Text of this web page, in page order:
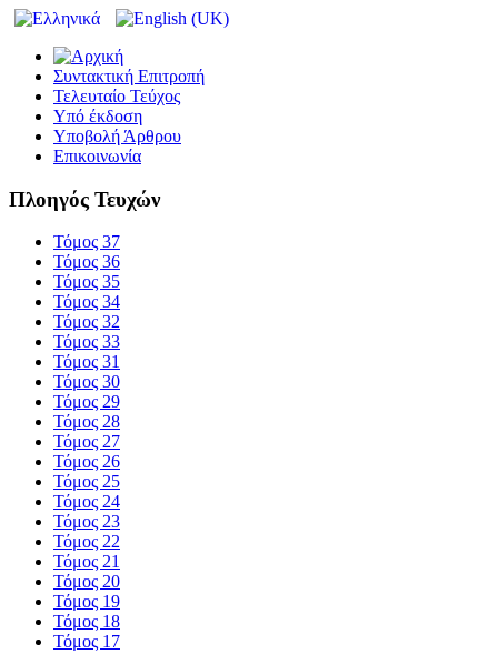
Συντακτική Επιτροπή
Τελευταίο Τεύχος
Υπό έκδοση
Υποβολή Άρθρου
Επικοινωνία
Πλοηγός Τευχών
Τόμος 37
Τόμος 36
Τόμος 35
Τόμος 34
Τόμος 32
Τόμος 33
Τόμος 31
Τόμος 30
Τόμος 29
Τόμος 28
Τόμος 27
Τόμος 26
Τόμος 25
Τόμος 24
Τόμος 23
Τόμος 22
Τόμος 21
Τόμος 20
Τόμος 19
Τόμος 18
Τόμος 17